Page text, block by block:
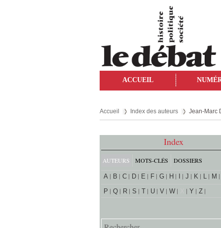
ACCUEIL
Accueil Index des auteurs Jean-Marc
Index
AUTEURS MOTS-CLÉS DOSSIERS
A B C D E F G H J K L M
P
Q R S T U V W Y Z